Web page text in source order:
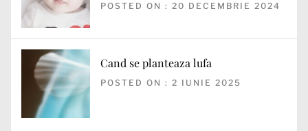
POSTED ON : 20 DECEMBRIE 2024
Cand se planteaza lufa
POSTED ON : 2 IUNIE 2025